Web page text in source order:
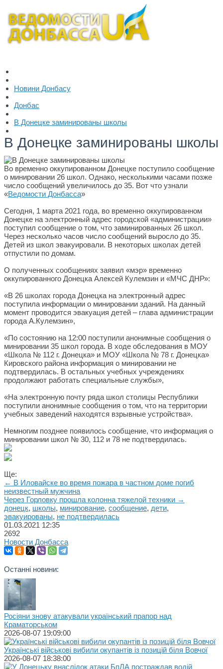
Новини Донбасу
Донбас
В Донецке заминированы школы
В Донецке заминированы школы
Во временно оккупированном Донецке поступило сообщение
о минировании 26 школ. Однако, несколькими часами позже
число сообщений увеличилось до 35. Вот что узнали
«Ведомости Донбасса»
Сегодня, 1 марта 2021 года, во временно оккупированном
Донецке на электронный адрес городской «администрации»
поступил сообщение о том, что заминированных 26 школ.
Через несколько часов число сообщений выросло до 35.
Детей из школ эвакуировали. В некоторых школах детей
отпустили по домам.
О полученных сообщениях заявил «мэр» временно
оккупированного Донецка Алексей Кулемзин и «МЧС ДНР»:
«В 26 школах города Донецка на электронный адрес
поступила информации о минировании зданий. На данный
момент проводится эвакуация детей – глава администрации
города А.Кулемзин»,
«По состоянию на 12:00 поступили анонимные сообщения о
минировании 35 школ города. В ходе обследования в МОУ
«Школа № 112 г. Донецка» и МОУ «Школа № 78 г. Донецка»
Кировского района информация о минировании не
подтвердилась. В остальных учебных учреждениях
продолжают работать специальные службы»,
«На электронную почту ряда школ столицы Республики
поступили анонимные сообщения о том, что на территории
учебных заведений находятся взрывные устройства».
Немногим позднее появилось сообщение, что информация о
минировании школ № 30, 112 и 78 не подтвердилась.
Ще:
← В Иловайске во время пожара в частном доме погиб
неизвестный мужчина
Через Горловку прошла колонна тяжелой техники →
донецк, школы, минирование, сообщение, дети,
эвакуированы, не подтвердилась
01.03.2021 12:35
2692
Новости Донбасса
Останні новини:
Росіяни знову атакували український прапор над
Краматорськом
2026-08-07 19:09:00
Українські військові вибили окупантів із позицій біля Вовчої
2026-08-07 18:38:00